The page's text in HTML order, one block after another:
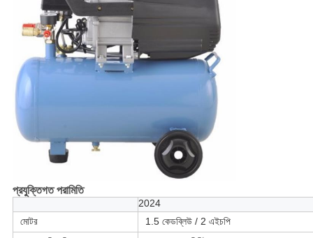
প্রযুক্তিগত পরামিতি
2024
মোটর
1.5 কেডব্লিউ / 2 এইচপি